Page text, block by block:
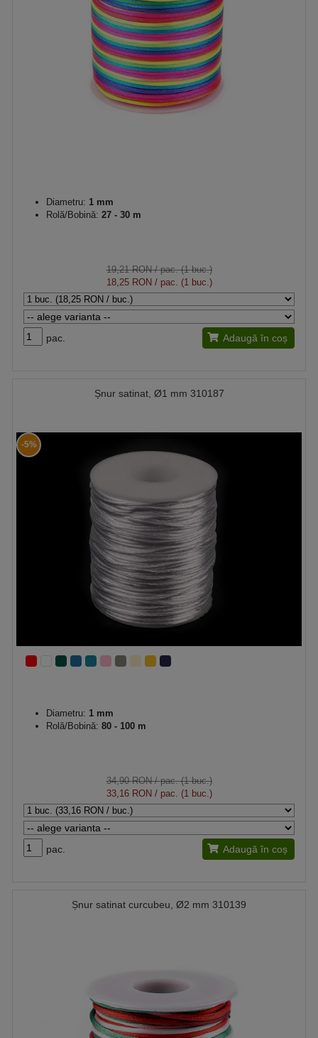
Diametru: 1 mm
Rolă/Bobină: 27 - 30 m
19,21 RON/ pac. (1 buc.)
18,25 RON/ pac. (1 buc.)
pac. Adaugă în coș
Șnur satinat, Ø1 mm 310187
-5%
Diametru: 1 mm
Rolă/Bobină: 80 - 100 m
34,90 RON/ pac. (1 buc.)
33,16 RON / pac. (1 buc.)
pac. Adaugă în coș
Șnur satinat curcubeu, Ø2 mm 310139